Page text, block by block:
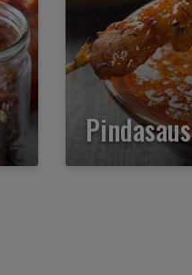
Pindasaus